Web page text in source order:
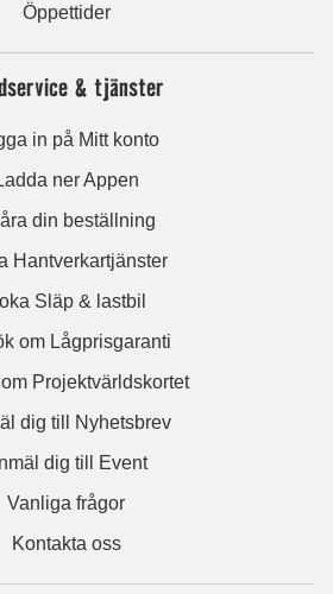
Öppettider
& tjänster
in på Mitt konto
ner Appen
din beställning
Hantverkartjänster
Släp & lastbil
om Lågprisgaranti
Projektvärldskortet
dig till Nyhetsbrev
dig till Event
Vanliga frågor
Kontakta oss